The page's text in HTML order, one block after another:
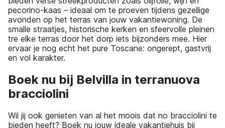
pecorino-kaas – ideaal om te proeven tijdens gezellige
avonden op het terras van jouw vakantiewoning. De
smalle straatjes, historische kerken en sfeervolle pleinen
tre elke terras door het dorp iets bijzonders mee. Hier
ervaar je nog echt het pure Toscane: ongerept, gastvrij
en vol karakter.
Boek nu bij Belvilla in terranuova
bracciolini
Wil jij ook genieten van al het moois dat no bracciolini te
bieden heeft? Boek nu jouw ideale vakantiehuis bij